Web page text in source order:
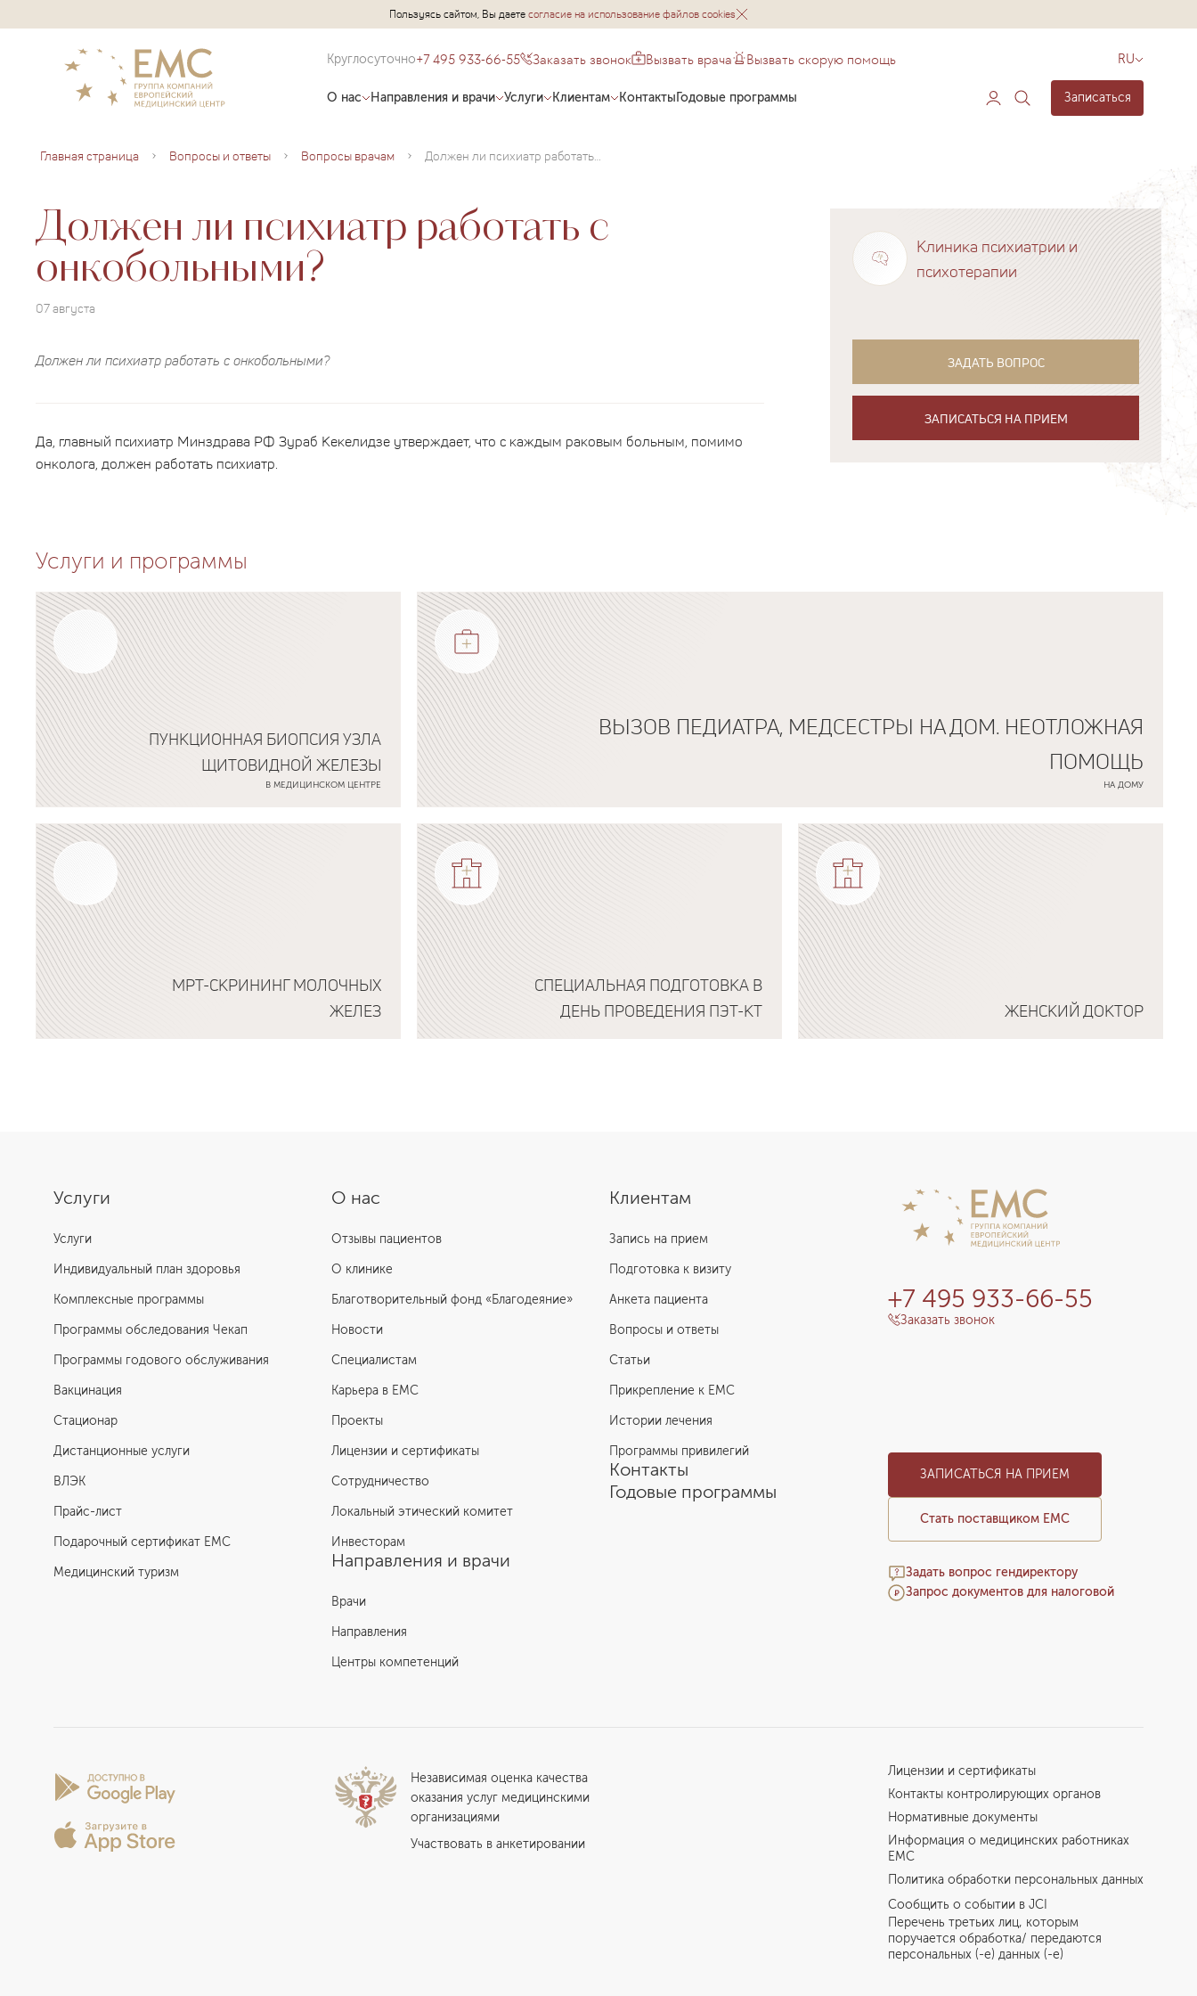
Пользуясь сайтом, Вы даетесогласие на использование файлов cookies
Круглосуточно+7 495 933-66-55 Заказать звонок Вызвать врача Вызвать скорую помощь RU
О нас Направления и врачи Услуги Клиентам КонтактыГодовые программы Записаться
Главная страница Вопросы и ответы Вопросы врачам Должен ли психиатр работать с онкобольными?
Должен ли психиатр работать с
онкобольными?
07 августа
Должен ли психиатр работать с онкобольными?
Да, главный психиатр Минздрава РФ Зураб Кекелидзе утверждает, что с каждым раковым больным, помимо
онколога, должен работать психиатр.
Клиника психиатрии и
психотерапии
ЗАДАТЬ ВОПРОС
ЗАПИСАТЬСЯ НА ПРИЕМ
Услуги и программы
ПУНКЦИОННАЯ БИОПСИЯ УЗЛА
ЩИТОВИДНОЙ ЖЕЛЕЗЫ
В МЕДИЦИНСКОМ ЦЕНТРЕ
Подробнее о программе
ВЫЗОВ ПЕДИАТРА, МЕДСЕСТРЫ НА ДОМ. НЕОТЛОЖНАЯ
ПОМОЩЬ
НА ДОМУ
Подробнее о программе
МРТ-СКРИНИНГ МОЛОЧНЫХ
ЖЕЛЕЗ
СПЕЦИАЛЬНАЯ ПОДГОТОВКА В
ДЕНЬ ПРОВЕДЕНИЯ ПЭТ-КТ
ЖЕНСКИЙ ДОКТОР
О нас
Отзывы пациентов
О клинике
Благотворительный фонд «Благодеяние»
Новости
Специалистам
Карьера в ЕМС
Проекты
Лицензии и сертификаты
Сотрудничество
Локальный этический комитет
Инвесторам
Направления и врачи
Врачи
Направления
Центры компетенций
Услуги
Услуги
Индивидуальный план здоровья
Комплексные программы
Программы обследования Чекап
Программы годового обслуживания
Вакцинация
Стационар
Дистанционные услуги
ВЛЭК
Прайс-лист
Подарочный сертификат EMC
Медицинский туризм
Клиентам
Запись на прием
Подготовка к визиту
Анкета пациента
Вопросы и ответы
Статьи
Прикрепление к EMC
Истории лечения
Программы привилегий
Контакты
Годовые программы
+7 495 933-66-55
Заказать звонок
ЗАПИСАТЬСЯ НА ПРИЕМ
Стать поставщиком ЕМС
Задать вопрос гендиректору
Запрос документов для налоговой
Независимая оценка качества
оказания услуг медицинскими
организациями
Участвовать в анкетировании
Лицензии и сертификаты
Контакты контролирующих органов
Нормативные документы
Информация о медицинских работниках
EMC
Политика обработки персональных данных
Сообщить о событии в JCI
Перечень третьих лиц, которым
поручается обработка/ передаются
персональных (-е) данных (-е)